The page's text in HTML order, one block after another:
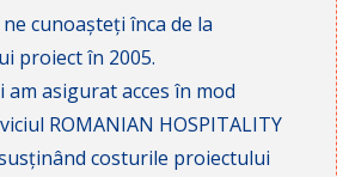
cunoașteți înca de la
proiect în 2005.
asigurat acces în mod
ROMANIAN HOSPITALITY
susținând costurile proiectului